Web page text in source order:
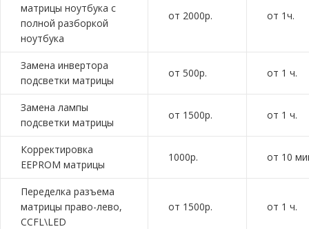
матрицы ноутбука с
полной разборкой
ноутбука
от 2000р. от 1ч.
Замена инвертора
подсветки матрицы
от 500р. от 1 ч.
Замена лампы
подсветки матрицы
от 1500р. от 1 ч.
Корректировка
EEPROM матрицы
1000р. от 10
Переделка разъема
матрицы право-лево,
CCFL\LED
от 1500р. от 1 ч.